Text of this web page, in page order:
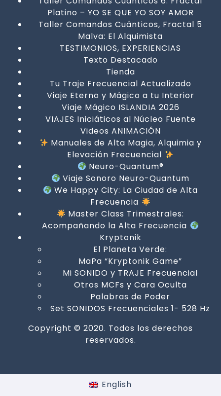
Platino – YO SE QUE YO SOY AMOR
Taller Comandos Cuánticos, Fractal 5
Malva: El Alquimista
TESTIMONIOS, EXPERIENCIAS
Texto Destacado
Tienda
Tu Traje Frecuencial Actualizado
Viaje Eterno y Mágico a tu Interior
Viaje Mágico ISLANDIA 2026
VIAJES Iniciáticos al Núcleo Fuente
Videos ANIMACIÓN
Manuales de Alta Magia, Alquimia y
Elevación Frecuencial
Neuro-Quantum®
Viaje Sonoro Neuro-Quantum
We Happy City: La Ciudad de Alta
Frecuencia
Master Class Trimestrales:
Acompañando la Alta Frecuencia
Kryptonik
El Planeta Verde:
MaPa “Kryptonik Game”
Mi SONIDO y TRAJE Frecuencial
Otros MCFs y Cara Oculta
Palabras de Poder
Set SONIDOS Frecuenciales 1- 528 Hz
Copyright © 2020. Todos los derechos
reservados.
English